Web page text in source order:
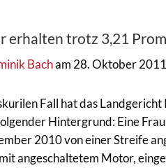
erhalten trotz 3,21
Bacham 28. Oktober 2011
Fall hat das Landgericht
Hintergrund: Eine
2010 von einer Streife
angeschaltetem Motor,